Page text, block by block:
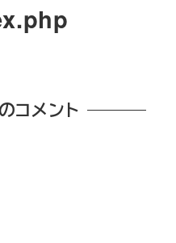
コメント